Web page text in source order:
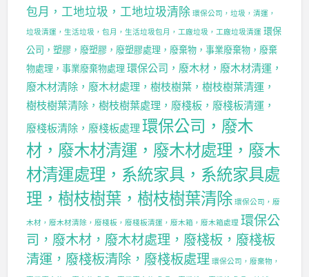
包月，工地垃圾，工地垃圾清除 環保公司，垃圾，清運，
垃圾清運，生活垃圾，包月，生活垃圾包月，工廠垃圾，工廠垃圾清運 環保
公司，塑膠，廢塑膠，廢塑膠處理，廢棄物，事業廢棄物，廢棄
物處理，事業廢棄物處理 環保公司，廢木材，廢木材清運，
廢木材清除，廢木材處理，樹枝樹葉，樹枝樹葉清運，
樹枝樹葉清除，樹枝樹葉處理，廢棧板，廢棧板清運，
廢棧板清除，廢棧板處理 環保公司，廢木
材，廢木材清運，廢木材處理，廢木
材清運處理，系統家具，系統家具處
理，樹枝樹葉，樹枝樹葉清除 環保公司，廢
木材，廢木材清除，廢棧板，廢棧板清運，廢木箱，廢木箱處理 環保公
司，廢木材，廢木材處理，廢棧板，廢棧板
清運，廢棧板清除，廢棧板處理 環保公司，廢棄物，